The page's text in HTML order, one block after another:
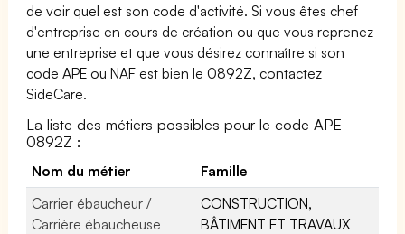
de voir quel est son code d'activité. Si vous êtes chef
d'entreprise en cours de création ou que vous reprenez
une entreprise et que vous désirez connaître si son
code APE ou NAF est bien le 0892Z, contactez
SideCare.
La liste des métiers possibles pour le code APE
0892Z :
Nom du métier
Famille
Carrier ébaucheur /
Carrière ébaucheuse
CONSTRUCTION,
BÂTIMENT ET TRAVAUX